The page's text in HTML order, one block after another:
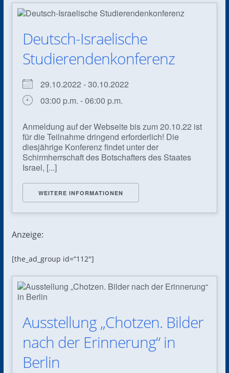
Deutsch-Israelische
Studierendenkonferenz
29.10.2022 - 30.10.2022
03:00 p.m. - 06:00 p.m.
Anmeldung auf der Webseite bis zum 20.10.22 ist
für die Teilnahme dringend erforderlich! Die
diesjährige Konferenz findet unter der
Schirmherrschaft des Botschafters des Staates
Israel, [...]
WEITERE INFORMATIONEN
Anzeige:
[the_ad_group id=“112″]
Ausstellung „Chotzen. Bilder
nach der Erinnerung“ in
Berlin